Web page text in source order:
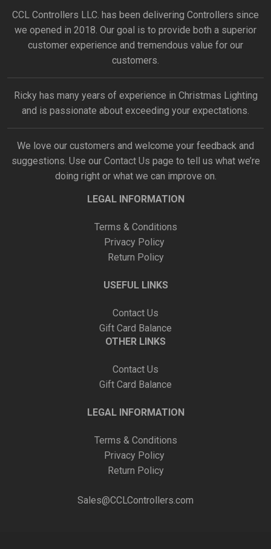
CCL Controllers LLC. has been delivering Controllers since
we opened in 2018. Our goal is to provide both a superior
customer experience and tremendous value for our
customers.
Ricky has many years of experience in Christmas Lighting
and is passionate about exceeding your expectations.
We love our customers and welcome your feedback and
suggestions. Use our Contact Us page to tell us what we’re
doing right or what we can improve on.
LEGAL INFORMATION
Terms & Conditions
Privacy Policy
Return Policy
USEFUL LINKS
Contact Us
Gift Card Balance
OTHER LINKS
Contact Us
Gift Card Balance
LEGAL INFORMATION
Terms & Conditions
Privacy Policy
Return Policy
Sales@CCLControllers.com